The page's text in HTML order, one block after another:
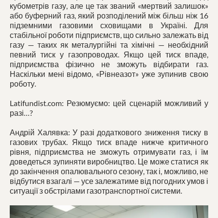
кубометрів газу, але це так званий «мертвий залишок»
або буферний газ, який розподілений між більш ніж 16
підземними газовими сховищами в Україні. Для
стабільної роботи підприємств, що сильно залежать від
газу — таких як металургійні та хімічні — необхідний
певний тиск у газопроводах. Якщо цей тиск впаде,
підприємства фізично не зможуть відбирати газ.
Наскільки мені відомо, «Рівнеазот» уже зупинив свою
роботу.
Latifundist.com: Резюмуємо: цей сценарій можливий у
разі…?
Андрій Халявка: У разі додаткового зниження тиску в
газових трубах. Якщо тиск впаде нижче критичного
рівня, підприємства не зможуть отримувати газ, і їм
доведеться зупиняти виробництво. Це може статися як
до закінчення опалювального сезону, так і, можливо, не
відбутися взагалі — усе залежатиме від погодних умов і
ситуації з обстрілами газотранспортної системи.